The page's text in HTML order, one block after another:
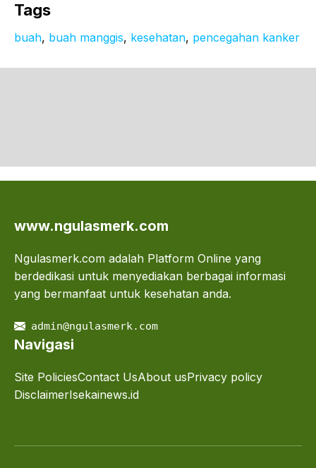
Tags
buah, buah manggis, kesehatan, pencegahan kanker
www.ngulasmerk.com
Ngulasmerk.com adalah Platform Online yang
berdedikasi untuk menyediakan berbagai informasi
yang bermanfaat untuk kesehatan anda.
admin@ngulasmerk.com
Navigasi
Site PoliciesContact UsAbout usPrivacy policy
DisclaimerIsekainews.id